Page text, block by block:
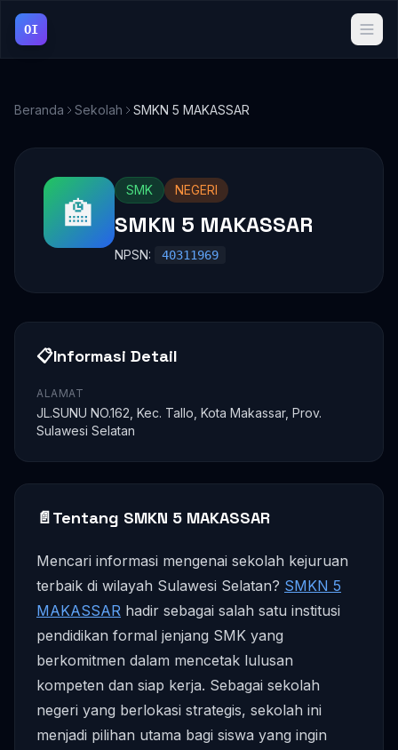
OI
Beranda Sekolah SMKN 5 MAKASSAR
🏫
SMK NEGERI
SMKN 5 MAKASSAR
NPSN: 40311969
📋Informasi Detail
ALAMAT
JL.SUNU NO.162, Kec. Tallo, Kota Makassar, Prov.
Sulawesi Selatan
📄Tentang SMKN 5 MAKASSAR
Mencari informasi mengenai sekolah kejuruan
terbaik di wilayah Sulawesi Selatan? SMKN 5
MAKASSAR hadir sebagai salah satu institusi
pendidikan formal jenjang SMK yang
berkomitmen dalam mencetak lulusan
kompeten dan siap kerja. Sebagai sekolah
negeri yang berlokasi strategis, sekolah ini
menjadi pilihan utama bagi siswa yang ingin